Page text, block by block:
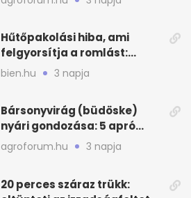
Hűtőpakolási hiba, ami
felgyorsítja a romlást:
zónákra figyelj
bien.hu 3 napja
Bársonyvirág (büdöske)
nyári gondozása: 5 apró
lépés a dús virágzásért
agroforum.hu 3 napja
20 perces száraz trükk: